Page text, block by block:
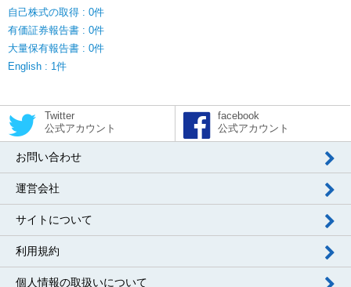
自己株式の取得 : 0件
有価証券報告書 : 0件
大量保有報告書 : 0件
English : 1件
Twitter
公式アカウント
facebook
公式アカウント
お問い合わせ
運営会社
サイトについて
利用規約
個人情報の取扱いについて